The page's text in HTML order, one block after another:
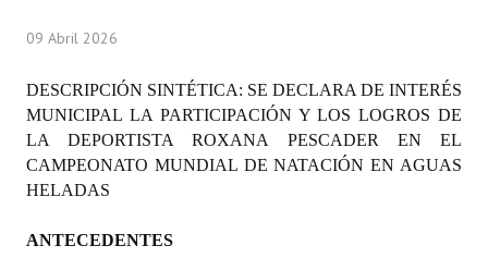
Constitución Nacional
Constitución Provincial
09 Abril 2026
DESCRIPCIÓN SINTÉTICA: SE DECLARA DE INTERÉS
MUNICIPAL LA PARTICIPACIÓN Y LOS LOGROS DE
LA DEPORTISTA ROXANA PESCADER EN EL
CAMPEONATO MUNDIAL DE NATACIÓN EN AGUAS
HELADAS
ANTECEDENTES